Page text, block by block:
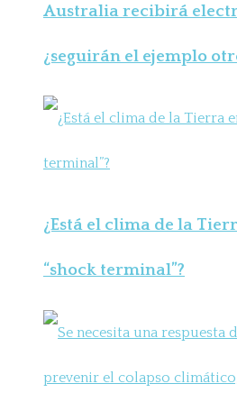
Australia recibirá
¿seguirán el ejemplo
¿Está el clima de la
“shock terminal”?